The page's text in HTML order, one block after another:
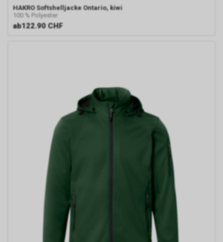
HAKRO Softshelljacke Ontario, kiwi
100 % Polyester
ab122.90 CHF